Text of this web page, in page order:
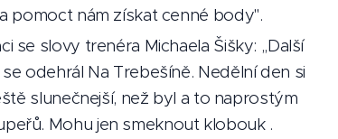
pomoct nám získat cenné body".
se slovy trenéra Michaela Šišky: ,,Další
odehrál Na Trebešíně. Nedělní den si
slunečnejší, než byl a to naprostým
Mohu jen smeknout klobouk .